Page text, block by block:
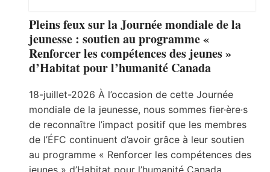
Pleins feux sur la Journée mondiale de la
jeunesse : soutien au programme «
Renforcer les compétences des jeunes »
d’Habitat pour l’humanité Canada
18-juillet-2026 À l’occasion de cette Journée
mondiale de la jeunesse, nous sommes fier·ère·s
de reconnaître l’impact positif que les membres
de l’ÉFC continuent d’avoir grâce à leur soutien
au programme « Renforcer les compétences des
jeunes » d’Habitat pour l’humanité Canada.